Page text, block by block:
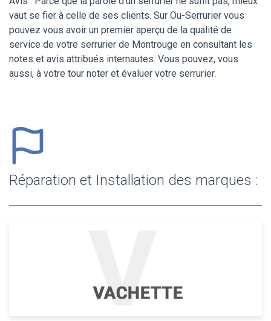
vaut se fier à celle de ses clients. Sur Ou-Serrurier vous
pouvez vous avoir un premier aperçu de la qualité de
service de votre serrurier de Montrouge en consultant les
notes et avis attribués internautes. Vous pouvez, vous
aussi, à votre tour noter et évaluer votre serrurier.
Réparation et Installation des marques :